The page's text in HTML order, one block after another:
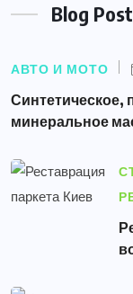
Blog
АВТО И МОТО
Синтетическое,
минеральное